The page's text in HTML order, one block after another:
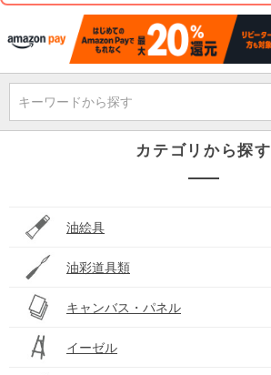
キーワードから探す
カテゴリから探す
油絵具
油彩道具類
キャンバス・パネル
イーゼル